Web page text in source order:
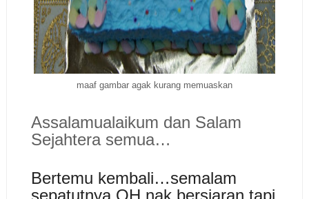
maaf gambar agak kurang memuaskan
Assalamualaikum dan Salam
Sejahtera semua…
Bertemu kembali…semalam